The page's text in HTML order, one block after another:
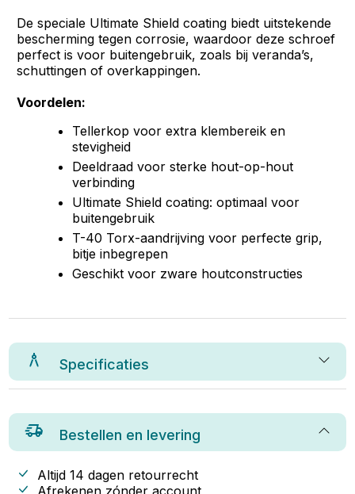
De speciale Ultimate Shield coating biedt uitstekende
bescherming tegen corrosie, waardoor deze schroef
perfect is voor buitengebruik, zoals bij veranda’s,
schuttingen of overkappingen.
Voordelen:
Tellerkop voor extra klembereik en
stevigheid
Deeldraad voor sterke hout-op-hout
verbinding
Ultimate Shield coating: optimaal voor
buitengebruik
T-40 Torx-aandrijving voor perfecte grip,
bitje inbegrepen
Geschikt voor zware houtconstructies
Specificaties
Bestellen en levering
Altijd 14 dagen retourrecht
Afrekenen zónder account